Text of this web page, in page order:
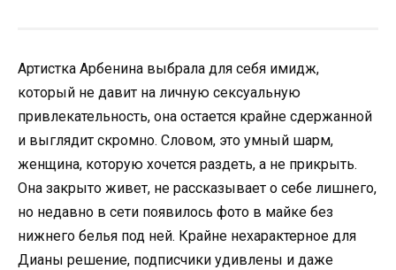
Артистка Арбенина выбрала для себя имидж,
который не давит на личную сексуальную
привлекательность, она остается крайне сдержанной
и выглядит скромно. Словом, это умный шарм,
женщина, которую хочется раздеть, а не прикрыть.
Она закрыто живет, не рассказывает о себе лишнего,
но недавно в сети появилось фото в майке без
нижнего белья под ней. Крайне нехарактерное для
Дианы решение, подписчики удивлены и даже